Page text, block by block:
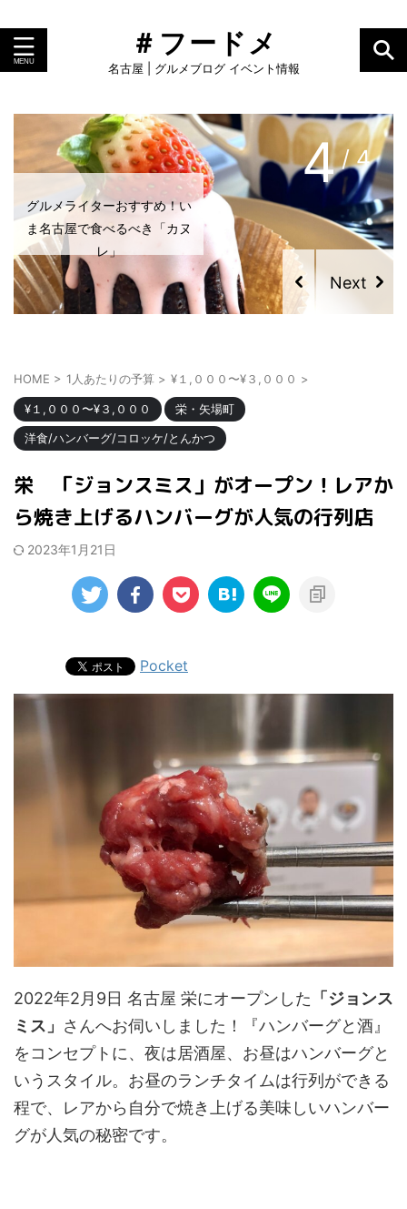
＃フードメ
名古屋 | グルメブログ イベント情報
グルメライターおすすめ！い
ま名古屋で食べるべき「カヌ
レ」
4/ 4
HOME > 1人あたりの予算 > ¥１,０００〜¥３,０００ >
¥１,０００〜¥３,０００
栄・矢場町
洋食/ハンバーグ/コロッケ/とんかつ
栄 「ジョンスミス」がオープン！レアか
ら焼き上げるハンバーグが人気の行列店
2023年1月21日
Pocket
2022年2月9日 名古屋 栄にオープンした 「ジョンス
ミス」 さんへお伺いしました！『ハンバーグと酒』
をコンセプトに、夜は居酒屋、お昼はハンバーグと
いうスタイル。お昼のランチタイムは行列ができる
程で、レアから自分で焼き上げる美味しいハンバー
グが人気の秘密です。